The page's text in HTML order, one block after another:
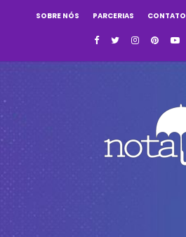
SOBRE NÓS PARCERIAS CONTATO